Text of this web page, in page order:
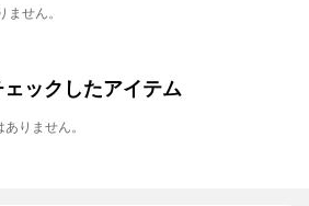
せん。
ックしたアイテム
りません。